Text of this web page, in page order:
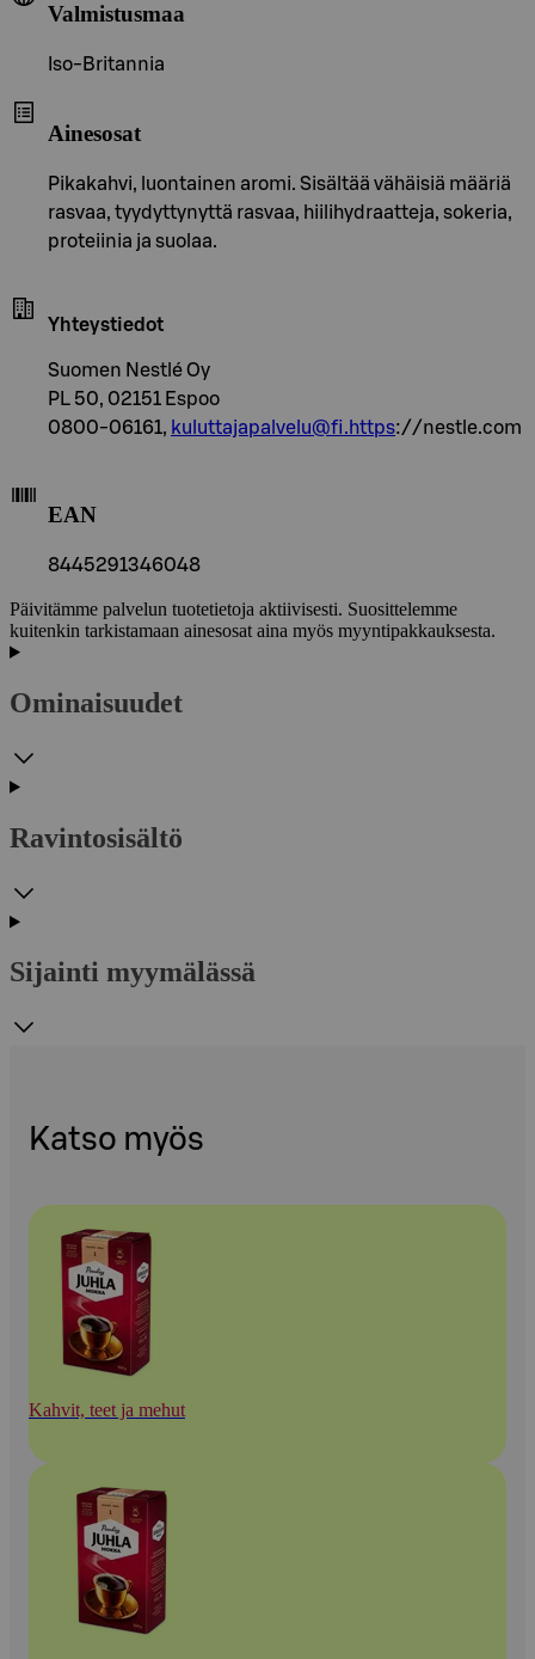
Valmistusmaa
Iso-Britannia
Ainesosat
Pikakahvi, luontainen aromi. Sisältää vähäisiä määriä
rasvaa, tyydyttynyttä rasvaa, hiilihydraatteja, sokeria,
proteiinia ja suolaa.
Yhteystiedot
Suomen Nestlé Oy
PL 50, 02151 Espoo
0800-06161, kuluttajapalvelu@fi.https://nestle.com
EAN
8445291346048
Päivitämme palvelun tuotetietoja aktiivisesti. Suosittelemme
kuitenkin tarkistamaan ainesosat aina myös myyntipakkauksesta.
Ominaisuudet
Ravintosisältö
Sijainti myymälässä
Katso myös
Kahvit, teet ja mehut